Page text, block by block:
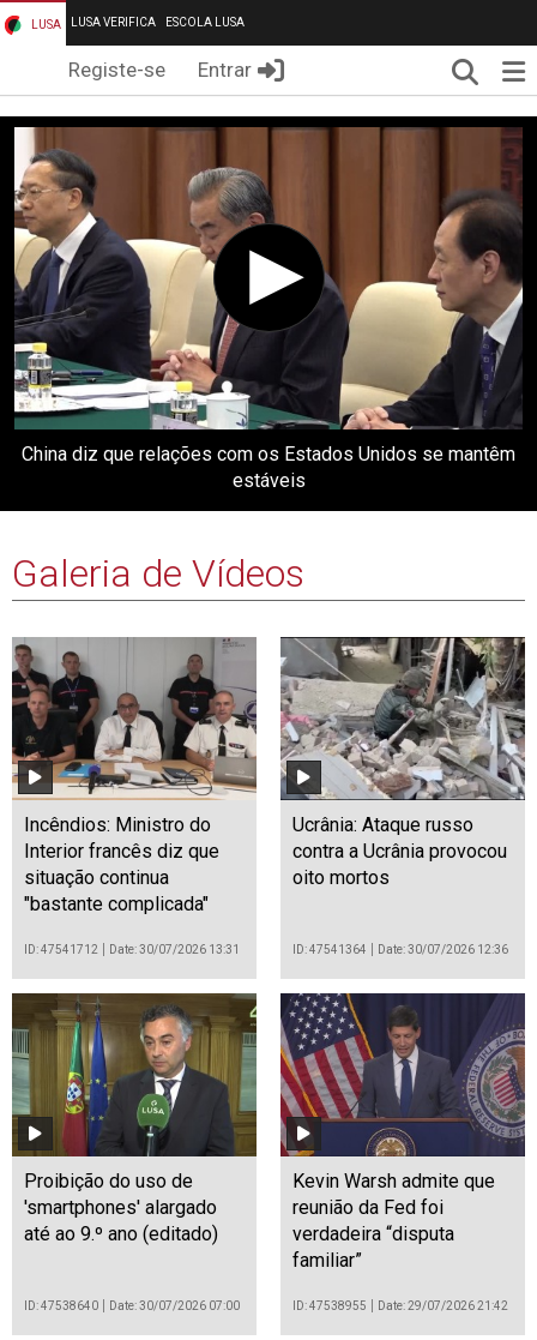
LUSA LUSA VERIFICA ESCOLA LUSA
Registe-se Entrar
China diz que relações com os Estados Unidos se mantêm
estáveis
Galeria de Vídeos
Incêndios: Ministro do
Interior francês diz que
situação continua
"bastante complicada"
ID: 47541712 Date: 30/07/2026 13:31
Ucrânia: Ataque russo
contra a Ucrânia provocou
oito mortos
ID: 47541364 Date: 30/07/2026 12:36
Proibição do uso de
'smartphones' alargado
até ao 9.º ano (editado)
ID: 47538640 Date: 30/07/2026 07:00
Kevin Warsh admite que
reunião da Fed foi
verdadeira “disputa
familiar”
ID: 47538955 Date: 29/07/2026 21:42